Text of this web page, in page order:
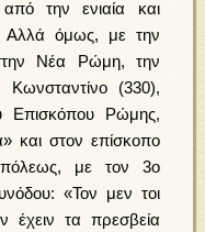
την ενιαία και
Αλλά όμως, με την
Νέα Ρώμη, την
(330),
Επισκόπου Ρώμης,
και στον επίσκοπο
με τον 3ο
«Τον μεν τοι
έχειν τα πρεσβεία